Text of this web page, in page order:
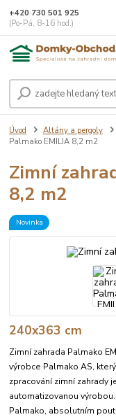
+420 730 501 925
(Po-Pá, 8-16 hod.)
Úvod Altány a pergoly
Palmako EMILIA 8,2 m2
Zimní
8,2 m2
Novinka
240x363 cm
Zimní zahrada Palmako
výrobce Palmako AS,
zpracování zimní zahrady
automatizovanou
Palmako, absolutním